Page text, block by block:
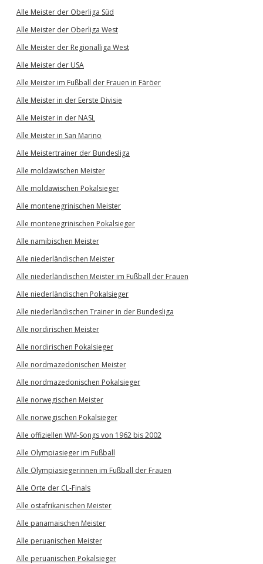
Alle Meister der Oberliga Süd
Alle Meister der Oberliga West
Alle Meister der Regionalliga West
Alle Meister der USA
Alle Meister im Fußball der Frauen in Färöer
Alle Meister in der Eerste Divisie
Alle Meister in der NASL
Alle Meister in San Marino
Alle Meistertrainer der Bundesliga
Alle moldawischen Meister
Alle moldawischen Pokalsieger
Alle montenegrinischen Meister
Alle montenegrinischen Pokalsieger
Alle namibischen Meister
Alle niederländischen Meister
Alle niederländischen Meister im Fußball der Frauen
Alle niederländischen Pokalsieger
Alle niederländischen Trainer in der Bundesliga
Alle nordirischen Meister
Alle nordirischen Pokalsieger
Alle nordmazedonischen Meister
Alle nordmazedonischen Pokalsieger
Alle norwegischen Meister
Alle norwegischen Pokalsieger
Alle offiziellen WM-Songs von 1962 bis 2002
Alle Olympiasieger im Fußball
Alle Olympiasiegerinnen im Fußball der Frauen
Alle Orte der CL-Finals
Alle ostafrikanischen Meister
Alle panamaischen Meister
Alle peruanischen Meister
Alle peruanischen Pokalsieger